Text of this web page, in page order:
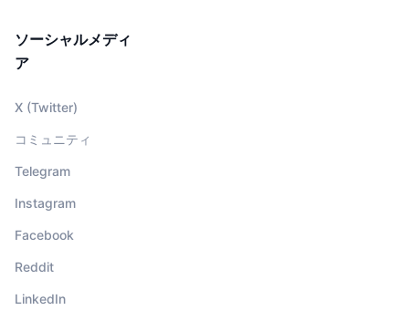
ソーシャルメディ
ア
X (Twitter)
コミュニティ
Telegram
Instagram
Facebook
Reddit
LinkedIn